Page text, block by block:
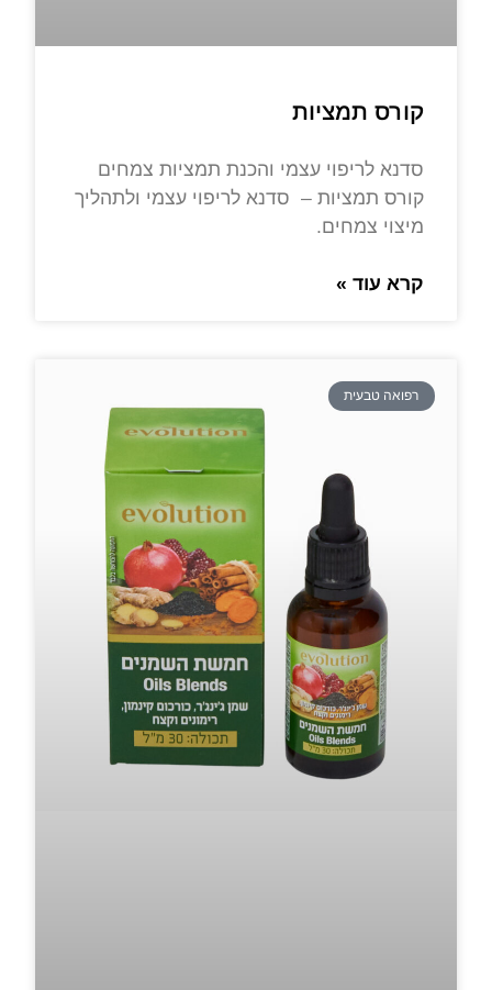
קורס תמציות
סדנא לריפוי עצמי והכנת תמציות צמחים
קורס תמציות – סדנא לריפוי עצמי ולתהליך
מיצוי צמחים.
קרא עוד »
רפואה טבעית